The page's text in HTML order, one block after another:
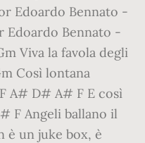
Edoardo Bennato -
Edoardo Bennato -
Viva la favola degli
Così lontana
A# D# A# F E così
F Angeli ballano il
è un juke box, è